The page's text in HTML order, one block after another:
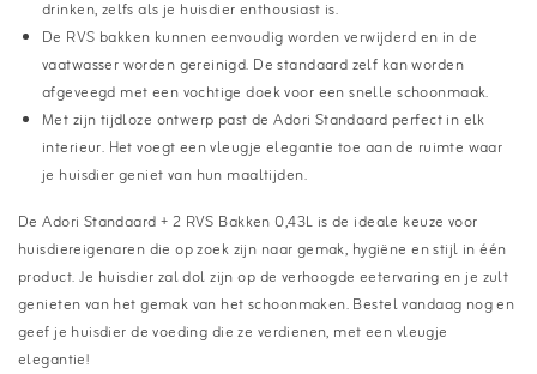
drinken, zelfs als je huisdier enthousiast is.
De RVS bakken kunnen eenvoudig worden verwijderd en in de
vaatwasser worden gereinigd. De standaard zelf kan worden
afgeveegd met een vochtige doek voor een snelle schoonmaak.
Met zijn tijdloze ontwerp past de Adori Standaard perfect in elk
interieur. Het voegt een vleugje elegantie toe aan de ruimte waar
je huisdier geniet van hun maaltijden.
De Adori Standaard + 2 RVS Bakken 0,43L is de ideale keuze voor
huisdiereigenaren die op zoek zijn naar gemak, hygiëne en stijl in één
product. Je huisdier zal dol zijn op de verhoogde eetervaring en je zult
genieten van het gemak van het schoonmaken. Bestel vandaag nog en
geef je huisdier de voeding die ze verdienen, met een vleugje
elegantie!